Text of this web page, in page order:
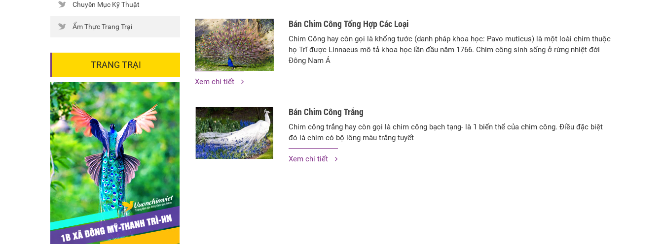
Chuyên Mục Kỹ Thuật
Ẩm Thực Trang Trại
TRANG TRẠI
Bán Chim Công Tổng Hợp Các Loại
Chim Công hay còn gọi là khổng tước (danh pháp khoa học: Pavo muticus) là một loài chim thuộc
họ Trĩ được Linnaeus mô tả khoa học lần đầu năm 1766. Chim công sinh sống ở rừng nhiệt đới
Đông Nam Á
Xem chi tiết
Bán Chim Công Trắng
Chim công trắng hay còn gọi là chim công bạch tạng- là 1 biến thể của chim công. Điều đặc biệt
đó là chim có bộ lông màu trắng tuyết
Xem chi tiết